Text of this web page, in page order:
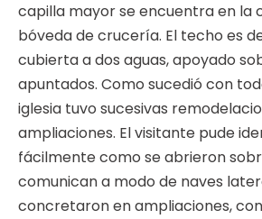
capilla mayor se encuentra en la
bóveda de crucería. El techo es
cubierta a dos aguas, apoyado
apuntados. Como sucedió con
iglesia tuvo sucesivas
ampliaciones. El visitante pude
fácilmente como se abrieron
comunican a modo de naves
concretaron en ampliaciones,